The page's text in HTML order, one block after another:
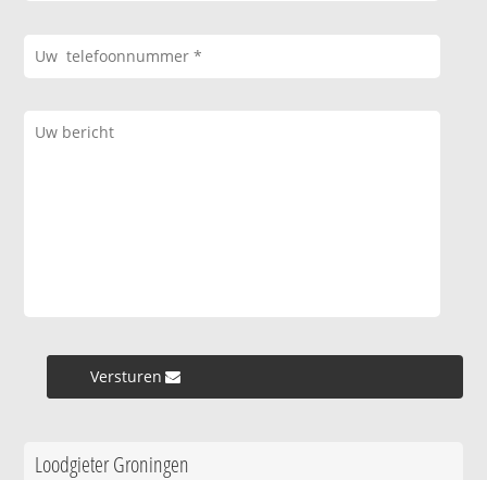
Versturen »
Loodgieter Groningen